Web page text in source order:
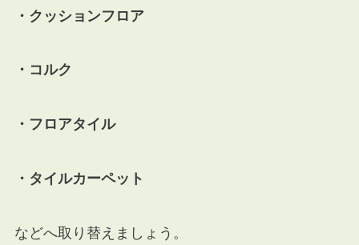
・クッションフロア
・コルク
・フロアタイル
・タイルカーペット
などへ取り替えましょう。